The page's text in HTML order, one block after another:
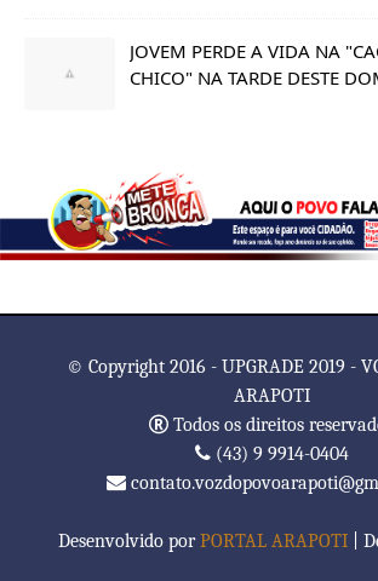
JOVEM PERDE A VIDA NA
CHICO" NA TARDE DESTE
© Copyright 2016 - UPGRADE 2019 -
ARAPOTI
Todos os direitos
(43) 9 9914-0404
Desenvolvido porPORTAL ARAPOTI |